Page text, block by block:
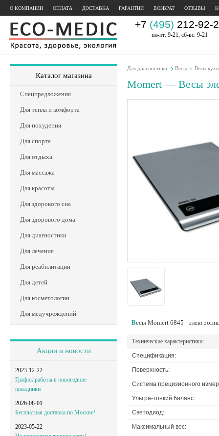
О КОМПАНИИ ОПЛАТА ДОСТАВКА ГАРАНТИИ ВОЗВРАТ ОТЗЫВЫ
+7 (495) 212-92-
пн-пт: 9-21, сб-вс: 9-21
Каталог магазина
Спецпредложения
Для тепла и комфорта
Для похудения
Для спорта
Для отдыха
Для массажа
Для красоты
Для здорового сна
Для здорового дома
Для диагностики
Для лечения
Для реабилитации
Для детей
Для косметологии
Для медучреждений
Акции и новости
2023-12-22
График работы в новогодние
праздники
2026-08-01
Бесплатная доставка по Москве!
2023-05-22
Для диагностики Весы Весы
Momert — Весы
Весы Momert 6845 -
Технические характеристики:
Спецификация:
Поверхность:
Система прецизионного
Ультра-тонкий баланс:
Светодиод:
Максимальный вес: